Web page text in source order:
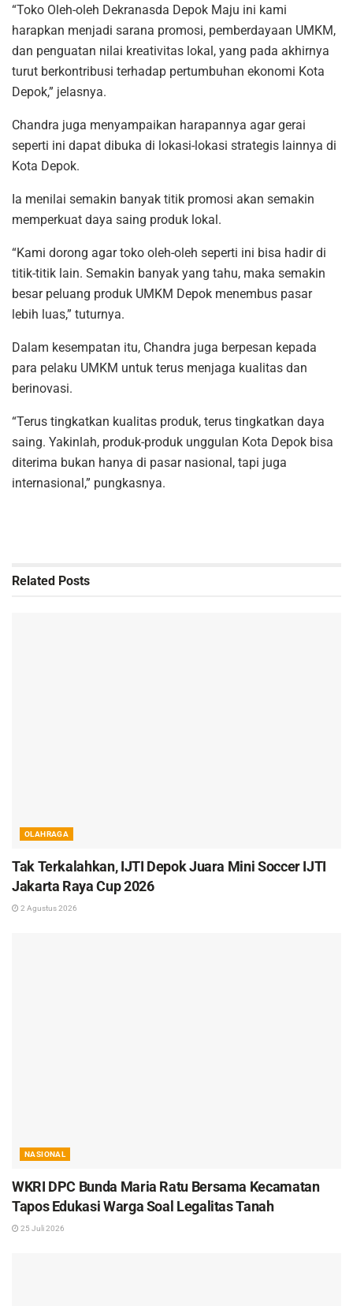
“Toko Oleh-oleh Dekranasda Depok Maju ini kami
harapkan menjadi sarana promosi, pemberdayaan UMKM,
dan penguatan nilai kreativitas lokal, yang pada akhirnya
turut berkontribusi terhadap pertumbuhan ekonomi Kota
Depok,” jelasnya.
Chandra juga menyampaikan harapannya agar gerai
seperti ini dapat dibuka di lokasi-lokasi strategis lainnya di
Kota Depok.
Ia menilai semakin banyak titik promosi akan semakin
memperkuat daya saing produk lokal.
“Kami dorong agar toko oleh-oleh seperti ini bisa hadir di
titik-titik lain. Semakin banyak yang tahu, maka semakin
besar peluang produk UMKM Depok menembus pasar
lebih luas,” tuturnya.
Dalam kesempatan itu, Chandra juga berpesan kepada
para pelaku UMKM untuk terus menjaga kualitas dan
berinovasi.
“Terus tingkatkan kualitas produk, terus tingkatkan daya
saing. Yakinlah, produk-produk unggulan Kota Depok bisa
diterima bukan hanya di pasar nasional, tapi juga
internasional,” pungkasnya.
Related Posts
OLAHRAGA
Tak Terkalahkan, IJTI Depok Juara Mini Soccer IJTI
Jakarta Raya Cup 2026
2 Agustus 2026
NASIONAL
WKRI DPC Bunda Maria Ratu Bersama Kecamatan
Tapos Edukasi Warga Soal Legalitas Tanah
25 Juli 2026